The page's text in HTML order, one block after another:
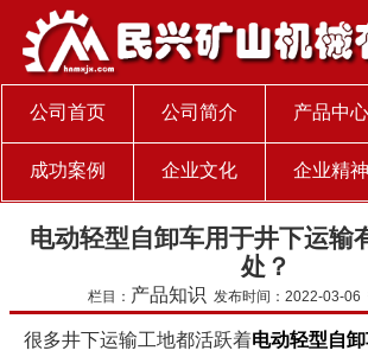
公司首页 公司简介 产品中心
成功案例 企业文化 企业精神
电动轻型自卸车用于井下运输
处？
栏目： 产品知识 发布时间：2022-03-06
很多井下运输工地都活跃着电动轻型自